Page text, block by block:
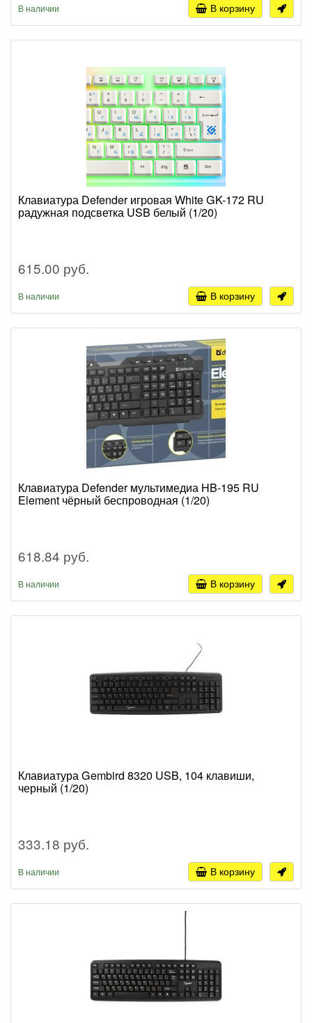
В наличии В корзину
Клавиатура Defender игровая White GK-172 RU
радужная подсветка USB белый (1/20)
615.00 руб.
В наличии В корзину
Клавиатура Defender мультимедиа HB-195 RU
Element чёрный беспроводная (1/20)
618.84 руб.
В наличии В корзину
Клавиатура Gembird 8320 USB, 104 клавиши,
черный (1/20)
333.18 руб.
В наличии В корзину